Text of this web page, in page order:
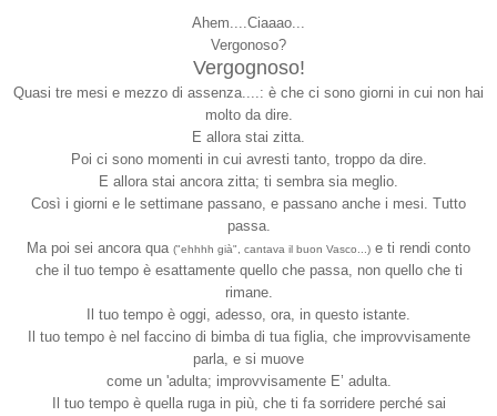
Ahem....Ciaaao...
Vergonoso?
Vergognoso!
Quasi tre mesi e mezzo di assenza....: è che ci sono giorni in cui non hai
molto da dire.
E allora stai zitta.
Poi ci sono momenti in cui avresti tanto, troppo da dire.
E allora stai ancora zitta; ti sembra sia meglio.
Così i giorni e le settimane passano, e passano anche i mesi. Tutto
passa.
Ma poi sei ancora qua ("ehhhh già", cantava il buon Vasco...) e ti rendi conto
che il tuo tempo è esattamente quello che passa, non quello che ti
rimane.
Il tuo tempo è oggi, adesso, ora, in questo istante.
Il tuo tempo è nel faccino di bimba di tua figlia, che improvvisamente
parla, e si muove
come un 'adulta; improvvisamente E’ adulta.
Il tuo tempo è quella ruga in più, che ti fa sorridere perché sai